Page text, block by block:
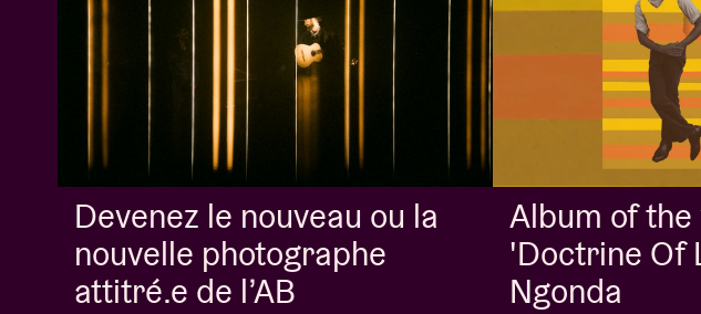
Devenez le nouveau ou la
nouvelle photographe
attitré.e de l’AB
Album of the
'Doctrine Of
Ngonda